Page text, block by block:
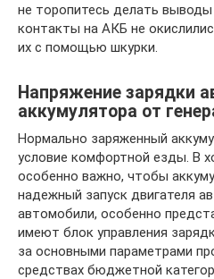
не торопитесь делать
контакты на АКБ не
их с помощью шкурки.
Напряжение зарядки
аккумулятора от
Нормально заряженный
условие комфортной езды. В
особенно важно, чтобы
надежный запуск двигателя
автомобили, особенно
имеют блок управления
за основными параметрами
средствах бюджетной